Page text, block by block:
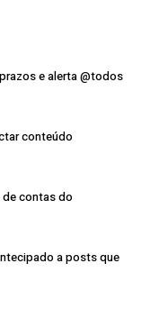
e alerta @todos
conteúdo
contas do
a posts que